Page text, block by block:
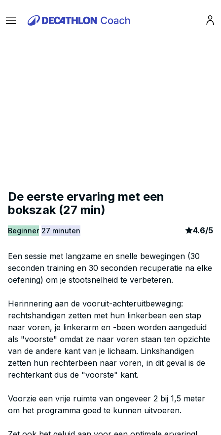
Menu
De eerste ervaring met een
bokszak (27 min)
Beginner 27 minuten article
4.6/5
Een sessie met langzame en snelle bewegingen (30
seconden training en 30 seconden recuperatie na elke
oefening) om je stootsnelheid te verbeteren.
Herinnering aan de vooruit-achteruitbeweging:
rechtshandigen zetten met hun linkerbeen een stap
naar voren, je linkerarm en -been worden aangeduid
als "voorste" omdat ze naar voren staan ten opzichte
van de andere kant van je lichaam. Linkshandigen
zetten hun rechterbeen naar voren, in dit geval is de
rechterkant dus de "voorste" kant.
Voorzie een vrije ruimte van ongeveer 2 bij 1,5 meter
om het programma goed te kunnen uitvoeren.